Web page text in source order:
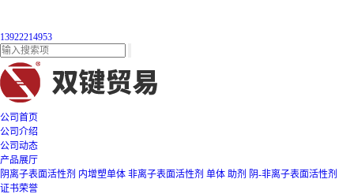
13922214953
公司首页
公司介绍
公司动态
产品展厅
阴离子表面活性剂 内增塑单体 非离子表面活性剂 单体 助剂 阴-非离子表面活性剂
证书荣誉